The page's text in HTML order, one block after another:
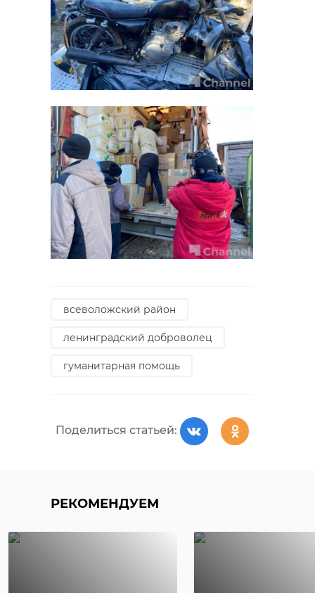
всеволожский район
ленинградский доброволец
гуманитарная помощь
Поделиться статьей:
РЕКОМЕНДУЕМ